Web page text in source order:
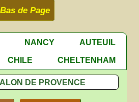
Bas de Page
NANCY
AUTEUIL
CHILE CHELTENHAM
DE PROVENCE